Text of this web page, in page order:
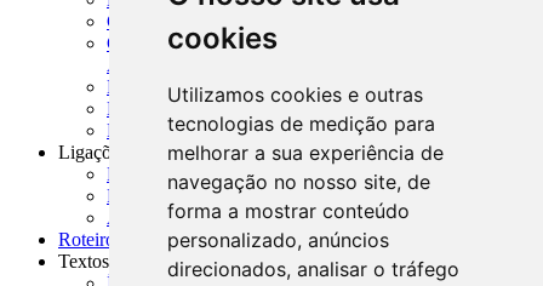
cookies
Utilizamos cookies e outras
tecnologias de medição para
melhorar a sua experiência de
navegação no nosso site, de
forma a mostrar conteúdo
personalizado, anúncios
direcionados, analisar o tráfego
CADOC - Catálogo de Documentos
CNAE-CONCLA - Classificação Nacional de
Atividades Econômicas
PMF - Cartilhas do BCB
Manuais Auxiliares do BCB e Cosif-e
Resenhas Diárias Governamentais
Ligações Externas
Links Úteis
Presidência da República
Agências Nacionais Reguladoras
Roteiros para Estudos
Textos